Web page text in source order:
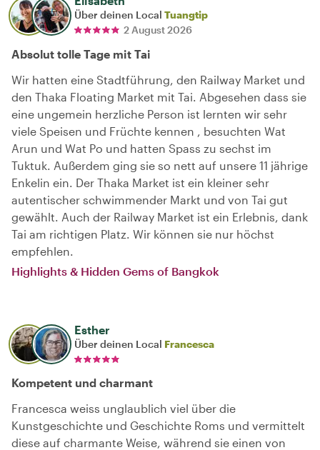
Über deinen Local Tuangtip
2 August 2026
Absolut tolle Tage mit Tai
Wir hatten eine Stadtführung, den Railway Market und
den Thaka Floating Market mit Tai. Abgesehen dass sie
eine ungemein herzliche Person ist lernten wir sehr
viele Speisen und Früchte kennen , besuchten Wat
Arun und Wat Po und hatten Spass zu sechst im
Tuktuk. Außerdem ging sie so nett auf unsere 11 jährige
Enkelin ein. Der Thaka Market ist ein kleiner sehr
autentischer schwimmender Markt und von Tai gut
gewählt. Auch der Railway Market ist ein Erlebnis, dank
Tai am richtigen Platz. Wir können sie nur höchst
empfehlen.
Highlights & Hidden Gems of Bangkok
Esther
Über deinen Local Francesca
Kompetent und charmant
Francesca weiss unglaublich viel über die
Kunstgeschichte und Geschichte Roms und vermittelt
diese auf charmante Weise, während sie einen von